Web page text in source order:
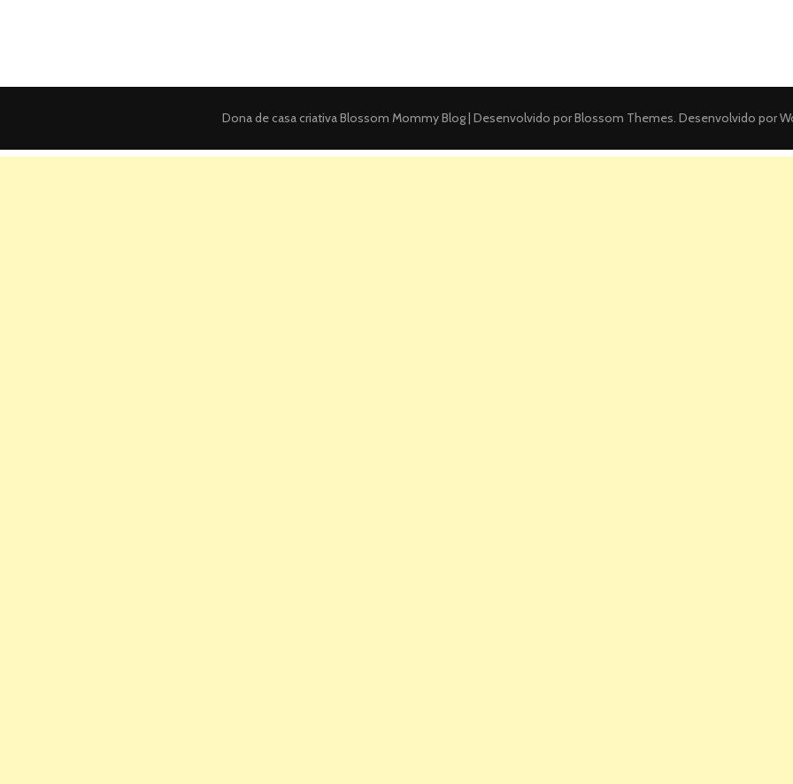
Dona de casa criativaBlossom Mommy Blog | Desenvolvido porBlossom Themes. Desenvolvido por